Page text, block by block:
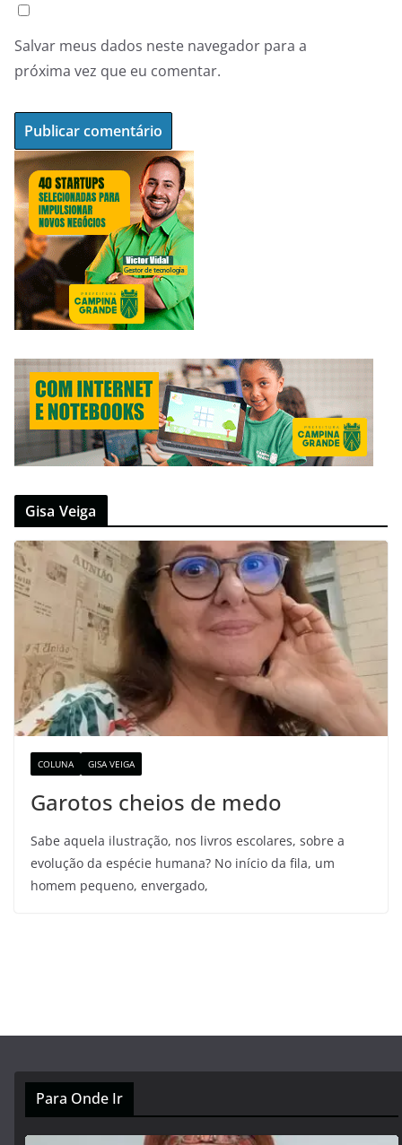
Salvar meus dados neste navegador para a
próxima vez que eu comentar.
Gisa Veiga
COLUNA GISA VEIGA
Garotos cheios de medo
Sabe aquela ilustração, nos livros escolares, sobre a
evolução da espécie humana? No início da fila, um
homem pequeno, envergado,
Para Onde Ir